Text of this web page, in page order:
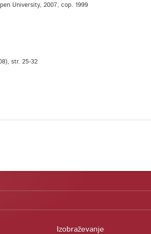
University, 2007, cop. 1999
str. 25-32
Izobraževanje